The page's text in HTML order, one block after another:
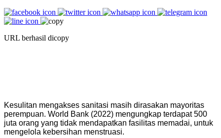
URL berhasil dicopy
Kesulitan mengakses sanitasi masih dirasakan mayoritas
perempuan. World Bank (2022) mengungkap terdapat 500
juta orang yang tidak mendapatkan fasilitas memadai, untuk
mengelola kebersihan menstruasi.